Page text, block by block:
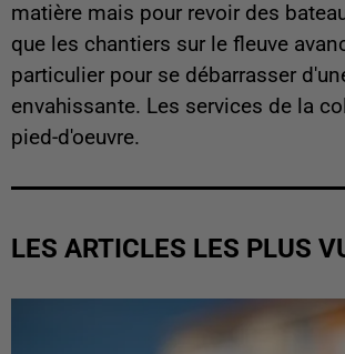
matière mais pour revoir des
que les chantiers sur le fleuve
particulier pour se débarrasser
envahissante. Les services de la
pied-d'oeuvre.
LES ARTICLES LES PLUS